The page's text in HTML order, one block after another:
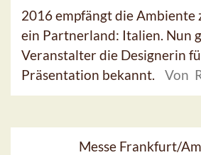
2016 empfängt die Ambiente
ein Partnerland: Italien. Nun
Veranstalter die Designerin
Präsentation bekannt.
Von
Messe Frankfurt/